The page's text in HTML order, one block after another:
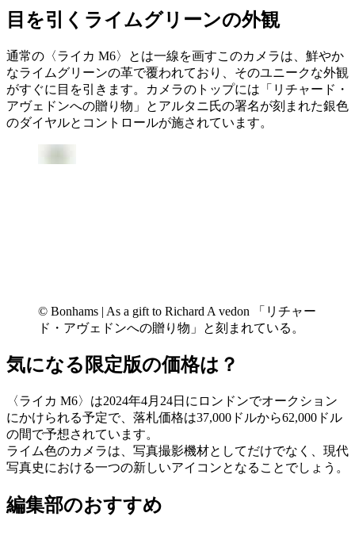
目を引くライムグリーンの外観
通常の〈ライカ M6〉とは一線を画すこのカメラは、鮮やか
なライムグリーンの革で覆われており、そのユニークな外観
がすぐに目を引きます。カメラのトップには「リチャード・
アヴェドンへの贈り物」とアルタニ氏の署名が刻まれた銀色
のダイヤルとコントロールが施されています。
© Bonhams | As a gift to Richard A vedon 「リチャー
ド・アヴェドンへの贈り物」と刻まれている。
気になる限定版の価格は？
〈ライカ M6〉は2024年4月24日にロンドンでオークション
にかけられる予定で、落札価格は37,000ドルから62,000ドル
の間で予想されています。
ライム色のカメラは、写真撮影機材としてだけでなく、現代
写真史における一つの新しいアイコンとなることでしょう。
編集部のおすすめ